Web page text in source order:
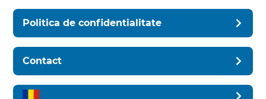
Politica de confidentialitate
Contact